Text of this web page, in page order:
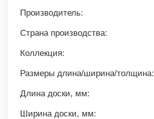
Производитель:
Страна производства:
Коллекция:
Размеры длина/ширина/толщина:
Длина доски, мм:
Ширина доски, мм: